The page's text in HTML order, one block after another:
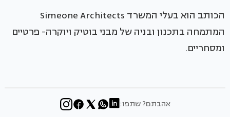
הכותב הוא בעלי המשרד Simeone Architects
המתמחה בתכנון ובניה של מבני בוטיק ויוקרה- פרטיים
ומסחריים.
אהבתם? שתפו: